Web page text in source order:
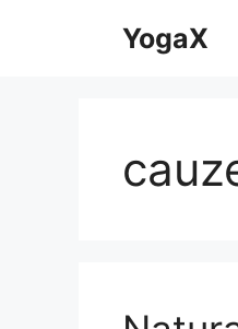
YogaX